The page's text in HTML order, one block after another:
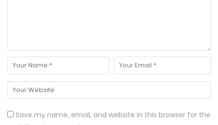
Save my name, email, and website in this browser for the